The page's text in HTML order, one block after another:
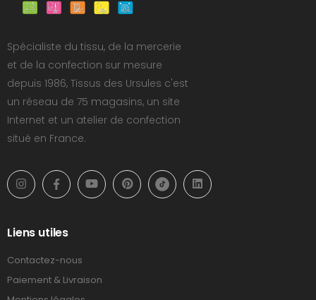
Spécialiste du tissu, de la mercerie
et de la confection sur mesure
depuis 1986, Tissus des Ursules c'est
un réseau de 75 magasins, un site
Internet et un atelier de confection
situé en France.
Liens utiles
Contactez-nous
Paiement & Livraison